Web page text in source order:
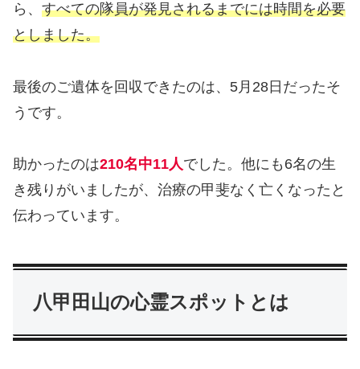
ら、 すべての隊員が発見されるまでには時間を必要
としました。
最後のご遺体を回収できたのは、5月28日だったそ
うです。
助かったのは210名中11人でした。他にも6名の生
き残りがいましたが、治療の甲斐なく亡くなったと
伝わっています。
八甲田山の心霊スポットとは